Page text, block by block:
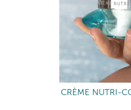
CRÈME NUTRI-